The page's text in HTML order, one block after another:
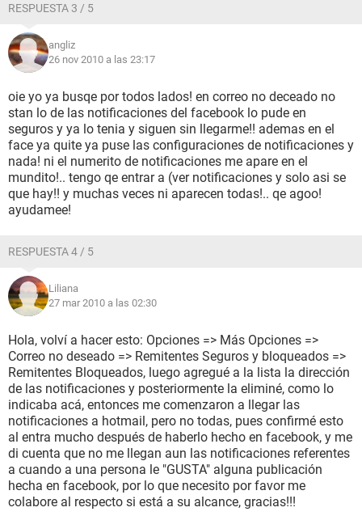
RESPUESTA 3 / 5
angliz
26 nov 2010 a las 23:17
oie yo ya busqe por todos lados! en correo no deceado no
stan lo de las notificaciones del facebook lo pude en
seguros y ya lo tenia y siguen sin llegarme!! ademas en el
face ya quite ya puse las configuraciones de notificaciones y
nada! ni el numerito de notificaciones me apare en el
mundito!.. tengo qe entrar a (ver notificaciones y solo asi se
que hay!! y muchas veces ni aparecen todas!.. qe agoo!
ayudamee!
RESPUESTA 4 / 5
Liliana
27 mar 2010 a las 02:30
Hola, volví a hacer esto: Opciones => Más Opciones =>
Correo no deseado => Remitentes Seguros y bloqueados =>
Remitentes Bloqueados, luego agregué a la lista la dirección
de las notificaciones y posteriormente la eliminé, como lo
indicaba acá, entonces me comenzaron a llegar las
notificaciones a hotmail, pero no todas, pues confirmé esto
al entra mucho después de haberlo hecho en facebook, y me
di cuenta que no me llegan aun las notificaciones referentes
a cuando a una persona le "GUSTA" alguna publicación
hecha en facebook, por lo que necesito por favor me
colabore al respecto si está a su alcance, gracias!!!